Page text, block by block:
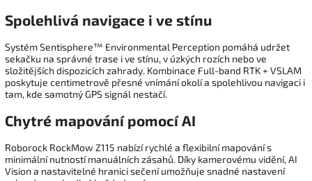
Spolehlivá navigace i ve stínu
Systém Sentisphere™ Environmental Perception pomáhá udržet
sekačku na správné trase i ve stínu, v úzkých rozích nebo ve
složitějších dispozicích zahrady. Kombinace Full-band RTK + VSLAM
poskytuje centimetrově přesné vnímání okolí a spolehlivou navigaci i
tam, kde samotný GPS signál nestačí.
Chytré mapování pomocí AI
Roborock RockMow Z115 nabízí rychlé a flexibilní mapování s
minimální nutností manuálních zásahů. Díky kamerovému vidění, AI
Vision a nastavitelné hranici sečení umožňuje snadné nastavení